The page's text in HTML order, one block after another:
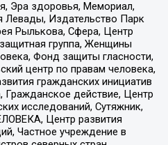
Эра здоровья, Мемориал,
Левады, Издательство Парк
Рылькова, Сфера, Центр
группа, Женщины
Фонд защиты гласности,
центр по правам человека,
гражданских инициатив
Гражданское действие, Центр
исследований, Сутяжник,
Центр развития
Частное учреждение в